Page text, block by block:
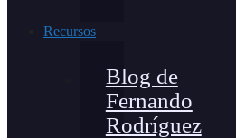
Recursos
Blog de
Fernando
Rodríguez